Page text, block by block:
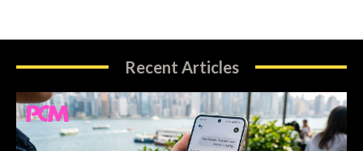
Recent Articles